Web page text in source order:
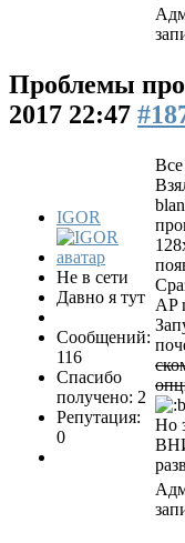
Проблемы
2017 22:47
IGOR
Не в сети
Давно я тут
Сообщений:
116
Спасибо
получено: 2
Репутация:
0
AP
Но